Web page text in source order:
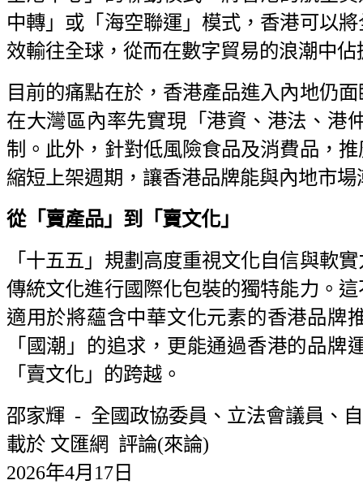
中轉」或「海空聯運」模式，香港可以
效輸往全球，從而在數字貿易的浪潮中
目前的痛點在於，香港產品進入內地仍
在大灣區內率先實現「港資、港法、港
制。此外，針對低風險食品及消費品，
縮短上架週期，讓香港品牌能與內地市場
從「賣產品」到「賣文化」
「十五五」規劃高度重視文化自信與軟
傳統文化進行國際化包裝的獨特能力。
適用於將蘊含中華文化元素的香港品牌
「國潮」的追求，更能通過香港的品
「賣文化」的跨越。
邵家輝 - 全國政協委員、立法會議員、
載於 文匯網 評論(來論)
2026年4月17日